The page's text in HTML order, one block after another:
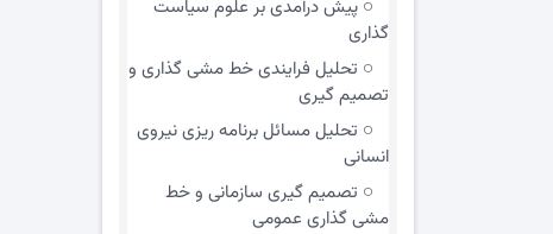
پیش درآمدی بر علوم سیاست
گذاری
تحلیل فرایندی خط مشی گذاری و
تصمیم گیری
تحلیل مسائل برنامه ریزی نیروی
انسانی
تصمیم گیری سازمانی و خط
مشی گذاری عمومی